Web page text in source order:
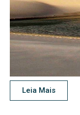
Leia Mais